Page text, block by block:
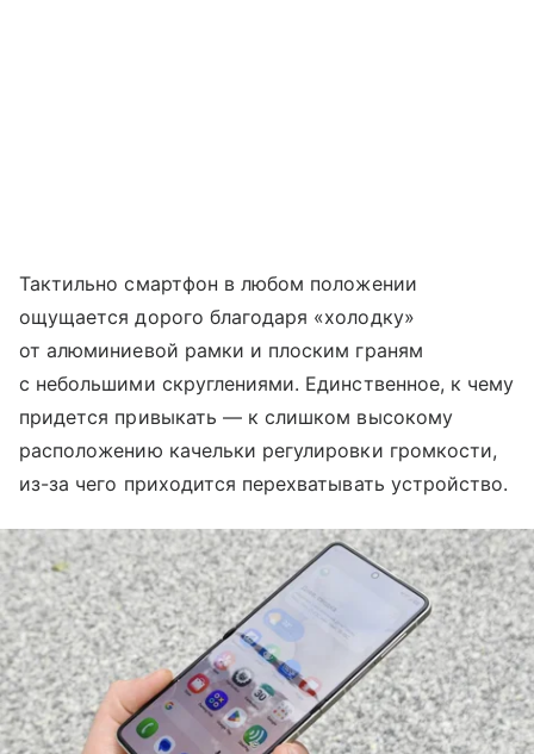
Тактильно смартфон в любом положении
ощущается дорого благодаря «холодку»
от алюминиевой рамки и плоским граням
с небольшими скруглениями. Единственное, к чему
придется привыкать — к слишком высокому
расположению качельки регулировки громкости,
из-за чего приходится перехватывать устройство.